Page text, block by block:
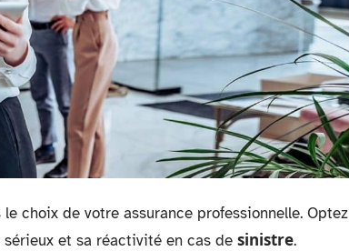
choix de votre assurance professionnelle. Optez
et sa réactivité en cas de sinistre.